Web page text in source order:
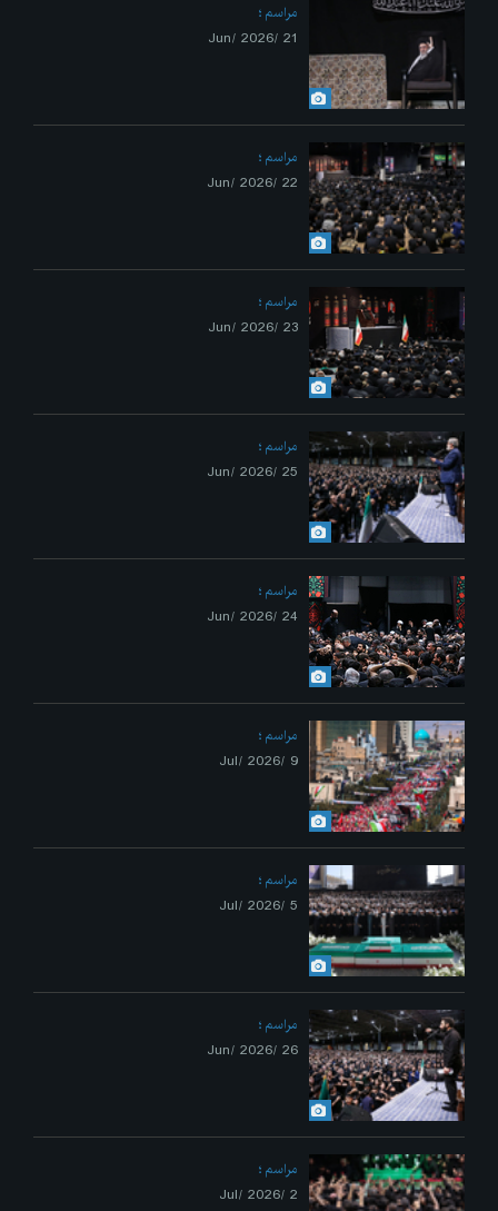
مراسم
21 /Jun/ 2026
مراسم
22 /Jun/ 2026
مراسم
23 /Jun/ 2026
مراسم
25 /Jun/ 2026
مراسم
24 /Jun/ 2026
مراسم
9 /Jul/ 2026
مراسم
5 /Jul/ 2026
مراسم
26 /Jun/ 2026
مراسم
2 /Jul/ 2026